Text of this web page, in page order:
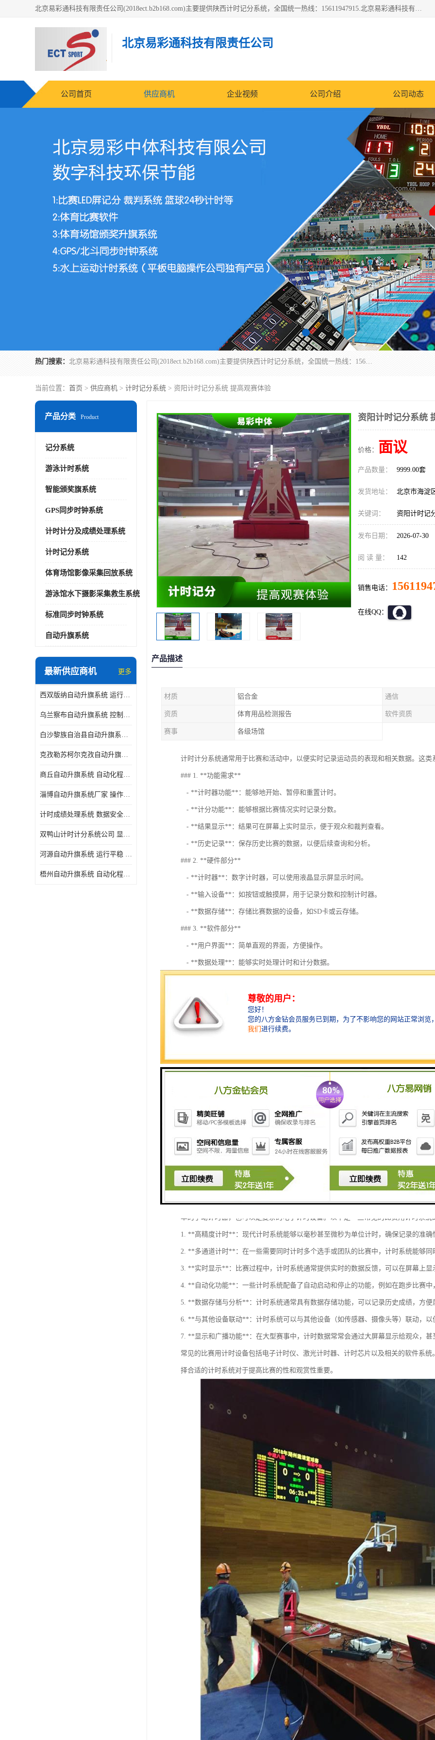
北京易彩通科技有限责任公司(2018ect.b2b168.com)主要提供陕西计时记分系统，全国统一热线：15611947915.北京易彩通科技有限责任公司有一支长期从事智能控制系统研发的高素质的队伍，具有嵌入式系统，视频系统、通信系统、网络系统，体育计时系统的知识和技能。强力打造体育比赛计时计分系统、智能升降旗系统、标准时钟系统、赛事编排及信息发布系统，为用户提供较新的，较廉价的，应用解决方案。
北京易彩通科技有限责任公司
公司首页 供应商机 企业视频 公司介绍 公司动态
热门搜索： 北京易彩通科技有限责任公司(2018ect.b2b168.com)主要提供陕西计时记分系统，全国统一热线：15611947915.北京易彩通科技有限责任公司有一支长期从事智能控制系统研发的高素质的队伍，具有嵌入式系统，视频系统、通信系统、网络系统，体育计时系统的知识和技能。强力打造体育比赛计时计分系统、智能升降旗系统、标准时钟系统、赛事编排及信息发布系统，为用户提供较新的，较廉价的，应用解决方案。
当前位置： 首页 > 供应商机 > 计时记分系统 > 资阳计时记分系统 提高观赛体验
产品分类 Product
记分系统
游泳计时系统
智能颁奖旗系统
GPS同步时钟系统
计时计分及成绩处理系统
计时记分系统
体育场馆影像采集回放系统
游泳馆水下摄影采集救生系统
标准同步时钟系统
自动升旗系统
最新供应商机 更多
西双版纳自动升旗系统 运行平稳 功能强大
乌兰察布自动升旗系统 控制灵活 设计简单 灵活 提高工作效率
白沙黎族自治县自动升旗系统 操作简单 提高工作效率 安装简单
克孜勒苏柯尔克孜自动升旗系统 运行平稳 安装简单
商丘自动升旗系统 自动化程度高 提高工作效率
淄博自动升旗系统厂家 操作简单 提高工作效率
计时成绩处理系统 数据安全稳定准确 提升场馆形象 操作简便
双鸭山计时计分系统公司 显示效果好 提升场馆形象
河源自动升旗系统 运行平稳 设计简单 灵活
梧州自动升旗系统 自动化程度高 性价比高
资阳计时记分系统
价格： 面议
产品数量： 9999.00套
发货地址： 北京市海
关键词： 资阳计时记
发布日期： 2026-07-30
阅 读 量： 142
销售电话：
在线QQ：
产品描述
材质 铝合金 通信
资质 体育用品检测报告 软件资质
赛事 各级场馆
计时计分系统通常用于比赛和活动中，以便实时记录运动员的表现和相关数据。这
### 1. **功能需求**
- **计时器功能**：能够地开始、暂停和重置计时。
- **计分功能**：能够根据比赛情况实时记录分数。
- **结果显示**：结果可在屏幕上实时显示，便于观众和裁判查看。
- **历史记录**：保存历史比赛的数据，以便后续查询和分析。
### 2. **硬件部分**
- **计时器**：数字计时器，可以使用液晶显示屏显示时间。
- **输入设备**：如按钮或触摸屏，用于记录分数和控制计时器。
- **数据存储**：存储比赛数据的设备，如SD卡或云存储。
### 3. **软件部分**
- **用户界面**：简单直观的界面，方便操作。
- **数据处理**：能够实时处理计时和计分数据。
### 4. **系统设计**
- **模块化设计**：系统可分为计时模块、计分模块和数据存储模块，便于维护和
- **实时性要求**：系统需具备较高的实时性，以确保数据的准确性。
- 体育比赛（田径、游泳、篮球等）
### 6. **扩展功能**
- **多语言支持**：适应不同地区的用户需求。
- **用户权限管理**：根据不同角色设置权限，如裁判、选手和观众。
您需要的计时计分系统是否需要针对某种特定活动或比赛设计？如果您有更具体的
比赛用计时系统通常是指在各类体育比赛和竞技活动中，用于记录比赛时间、选手
单的手动计时器，也可以是复杂的电子计时设备。以下是一些常见的比赛用计时系统
1. **高精度计时**：现代计时系统能够以毫秒甚至微秒为单位计时，确保记录的准确
2. **多通道计时**：在一些需要同时计时多个选手或团队的比赛中，计时系统能够同
3. **实时显示**：比赛过程中，计时系统通常提供实时的数据反馈，可以在屏幕上
4. **自动化功能**：一些计时系统配备了自动启动和停止的功能，例如在跑步比赛
5. **数据存储与分析**：计时系统通常具有数据存储功能，可以记录历史成绩，方便
6. **与其他设备联动**：计时系统可以与其他设备（如传感器、摄像头等）联动，以
7. **显示和广播功能**：在大型赛事中，计时数据常常会通过大屏幕显示给观众，甚
常见的比赛用计时设备包括电子计时仪、激光计时器、计时芯片以及相关的软件系
择合适的计时系统对于提高比赛的性和观赏性重要。